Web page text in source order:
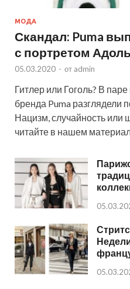
МОДА
Скандал: Puma
с портретом
05.03.2020 - от admin
Гитлер или Гоголь? В
бренда Puma разглядели
Нацизм, случайность или
читайте в нашем